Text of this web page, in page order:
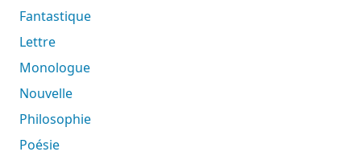
Fantastique
Lettre
Monologue
Nouvelle
Philosophie
Poésie